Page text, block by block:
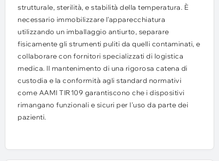
strutturale, sterilità, e stabilità della temperatura. È
necessario immobilizzare l'apparecchiatura
utilizzando un imballaggio antiurto, separare
fisicamente gli strumenti puliti da quelli contaminati, e
collaborare con fornitori specializzati di logistica
medica. Il mantenimento di una rigorosa catena di
custodia e la conformità agli standard normativi
come AAMI TIR109 garantiscono che i dispositivi
rimangano funzionali e sicuri per l'uso da parte dei
pazienti.